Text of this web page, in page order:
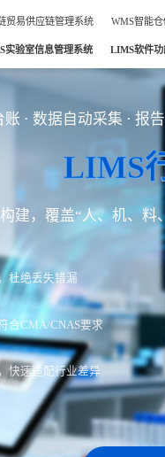
贸易供应链管理系统 WMS智能
实验室信息管理系统 LIMS软件功
· 数据自动采集 · 报
LIMS
建，覆盖“人、机、
杜绝丢失错漏
合CMA/CNAS要求
快速适配行业差异